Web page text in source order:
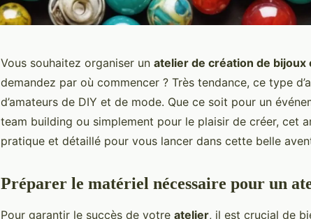
Vous souhaitez organiser un atelier de création de bijoux
demandez par où commencer ? Très tendance, ce type
d’amateurs de DIY et de mode. Que ce soit pour un
team building ou simplement pour le plaisir de créer, cet
pratique et détaillé pour vous lancer dans cette belle
Préparer le matériel nécessaire pour un
Pour garantir le succès de votre atelier, il est crucial de